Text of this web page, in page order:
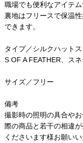
職場でも便利なアイテム
裏地はフリースで保温
できます。
タイプ／シルクハット
S OF A FEATHER、スネ
サイズ／フリー
備考
撮影時の照明の具合や
際の商品と若干の相違
くださいます様お願いい